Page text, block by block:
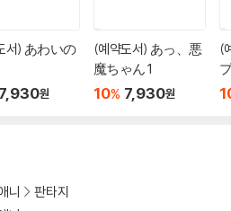
서) あわいの
7,930원
(예약도서) あっ、悪
魔ちゃん 1
10% 7,930원
(
니
판타지